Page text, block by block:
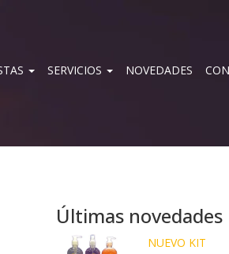
SERVICIOS NOVEDADES
Últimas novedades
NUEVO KIT